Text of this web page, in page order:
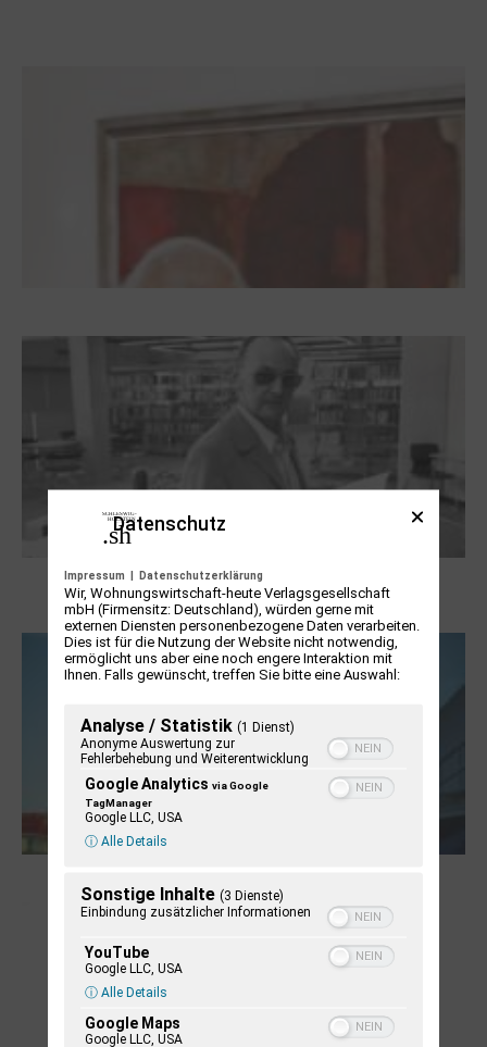
Boy Lornsen zum 30. Todestag. Von
Steinen, Büchern und Himbeersaft
NUKLEUS Kiel
Datenschutz
Impressum | Datenschutzerklärung
Wir, Wohnungswirtschaft-heute Verlagsgesellschaft
mbH (Firmensitz: Deutschland), würden gerne mit
externen Diensten personenbezogene Daten verarbeiten.
Dies ist für die Nutzung der Website nicht notwendig,
ermöglicht uns aber eine noch engere Interaktion mit
Ihnen. Falls gewünscht, treffen Sie bitte eine Auswahl:
Analyse / Statistik (1 Dienst)
Anonyme Auswertung zur
Fehlerbehebung und Weiterentwicklung
Google Analytics via Google
TagManager
Google LLC, USA
ⓘ Alle Details
Sonstige Inhalte (3 Dienste)
Einbindung zusätzlicher Informationen
YouTube
Google LLC, USA
ⓘ Alle Details
Google Maps
Google LLC, USA